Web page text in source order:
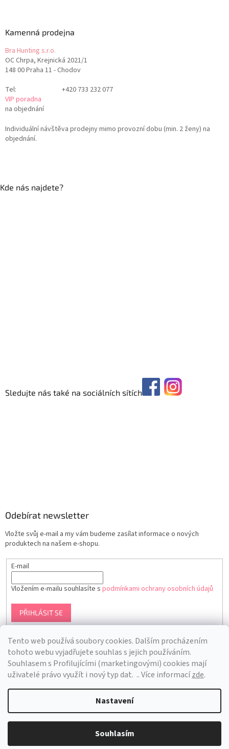
Tento web používá soubory cookies. Dalším procházením
tohoto webu vyjadřujete souhlas s jejich používáním.
Souhlasem s Profilujícími (marketingovými) cookies mají
uživatelé právo využít i nový typ dat. .. Více informacízde.
Nastavení
Souhlasím
Kamenná prodejna
Bra Hunting s.r.o.
OC Chrpa, Krejnická 2021/1
148 00 Praha 11 - Chodov
Tel:
+420 733 232 077
VIP poradna
na objednání
Individuální návštěva prodejny mimo provozní dobu (min. 2 ženy) na
objednání.
Kde nás najdete?
Sledujte nás také na sociálních sítích
Odebírat newsletter
Vložte svůj e-mail a my vám budeme zasílat informace o nových
produktech na našem e-shopu.
E-mail
Vložením e-mailu souhlasíte s podmínkami ochrany osobních údajů
PŘIHLÁSIT SE
Vytvořil Shoptet
Bra Hunting. Všechna práva vyhrazena.